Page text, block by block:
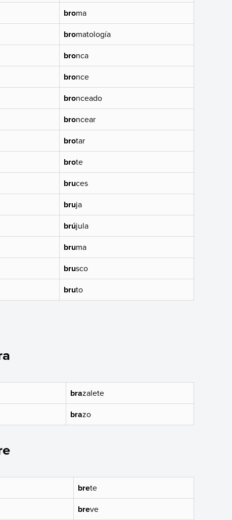
broma
bromatología
bronca
bronce
bronceado
broncear
brotar
brote
bruces
bruja
brújula
bruma
brusco
bruto
brazalete
brazo
brete
breve